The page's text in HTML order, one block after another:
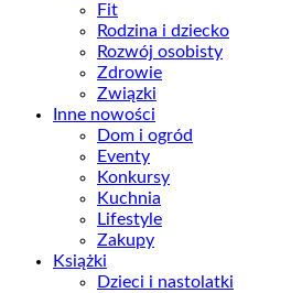
Fit
Rodzina i dziecko
Rozwój osobisty
Zdrowie
Związki
Inne nowości
Dom i ogród
Eventy
Konkursy
Kuchnia
Lifestyle
Zakupy
Książki
Dzieci i nastolatki